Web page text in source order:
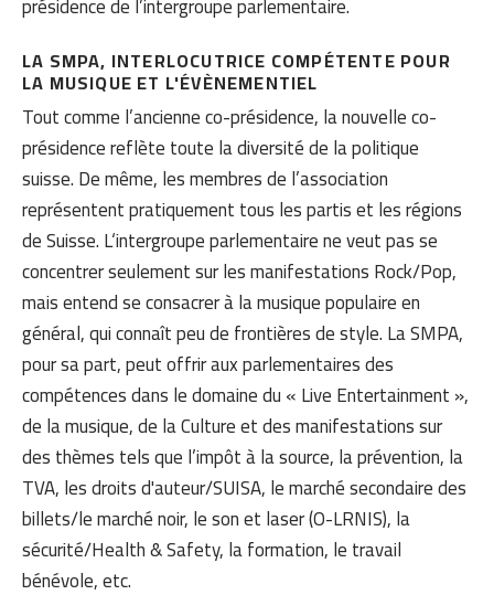
LA SMPA, INTERLOCUTRICE COMPÉTENTE POUR
LA MUSIQUE ET L'ÉVÈNEMENTIEL
Tout comme l’ancienne co-présidence, la nouvelle co-
présidence reflète toute la diversité de la politique
suisse. De même, les membres de l’association
représentent pratiquement tous les partis et les régions
de Suisse. L‘intergroupe parlementaire ne veut pas se
concentrer seulement sur les manifestations Rock/Pop,
mais entend se consacrer à la musique populaire en
général, qui connaît peu de frontières de style. La SMPA,
pour sa part, peut offrir aux parlementaires des
compétences dans le domaine du « Live Entertainment »,
de la musique, de la Culture et des manifestations sur
des thèmes tels que l’impôt à la source, la prévention, la
TVA, les droits d'auteur/SUISA, le marché secondaire des
billets/le marché noir, le son et laser (O-LRNIS), la
sécurité/Health & Safety, la formation, le travail
bénévole, etc.